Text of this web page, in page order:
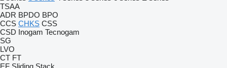
TSAA
ADR BPDO BPO
CCS CHKS CSS
CSD Inogam Tecnogam
SG
LVO
CT FT
EF Sliding Stack